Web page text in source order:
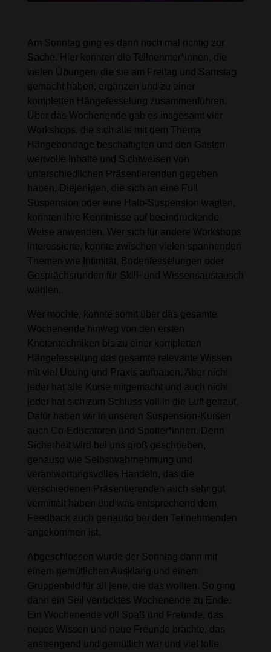
Am Sonntag ging es dann noch mal richtig zur
Sache. Hier konnten die Teilnehmer*innen, die
vielen Übungen, die sie am Freitag und Samstag
gemacht haben, ergänzen und zu einer
kompletten Hängefesselung zusammenführen.
Über das Wochenende gab es insgesamt vier
Workshops, die sich alle mit dem Thema
Hängebondage beschäftigten und den Gästen
wertvolle Inhalte und Sichtweisen von
unterschiedlichen Präsentierenden gegeben
haben. Diejenigen, die sich an eine Full
Suspension oder eine Halb-Suspension wagten,
konnten ihre Kenntnisse auf beeindruckende
Weise anwenden. Wer sich für andere Workshops
interessierte, konnte zwischen vielen spannenden
Themen wie Intimität, Bodenfesselungen oder
Gesprächsrunden für Skill- und Wissensaustausch
wählen.
Wer mochte, konnte somit über das gesamte
Wochenende hinweg von den ersten
Knotentechniken bis zu einer kompletten
Hängefesselung das gesamte relevante Wissen
mit viel Übung und Praxis aufbauen. Aber nicht
jeder hat alle Kurse mitgemacht und auch nicht
jeder hat sich zum Schluss voll in die Luft getraut.
Dafür haben wir in unseren Suspension-Kursen
auch Co-Educatoren und Spotter*innen. Denn
Sicherheit wird bei uns groß geschrieben,
genauso wie Selbstwahrnehmung und
verantwortungsvolles Handeln, das die
verschiedenen Präsentierenden auch sehr gut
vermittelt haben und was entsprechend dem
Feedback auch genauso bei den Teilnehmenden
angekommen ist.
Abgeschlossen wurde der Sonntag dann mit
einem gemütlichen Ausklang und einem
Gruppenbild für all jene, die das wollten. So ging
dann ein Seil verrücktes Wochenende zu Ende.
Ein Wochenende voll Spaß und Freunde, das
neues Wissen und neue Freunde brachte, das
anstrengend und gemütlich war und viel tolle